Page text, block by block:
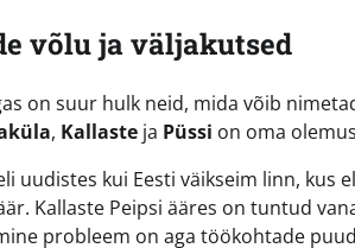
võlu ja väljakutsed
on suur hulk neid, mida võib
, Kallaste ja Püssi on oma
uudistes kui Eesti väikseim linn, kus
Kallaste Peipsi ääres on tuntud
probleem on aga töökohtade